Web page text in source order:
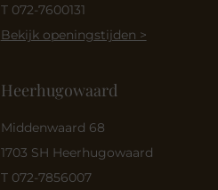
T 072-7600131
Bekijk openingstijden >
Heerhugowaard
Middenwaard 68
1703 SH Heerhugowaard
T 072-7856007